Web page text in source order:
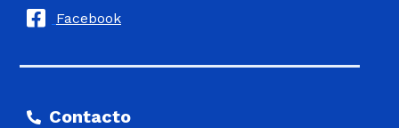
Facebook
Contacto